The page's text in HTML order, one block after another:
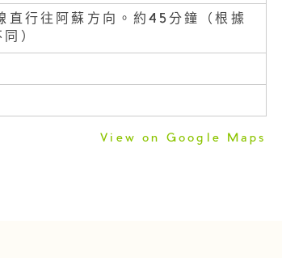
直行往阿蘇方向。約45分鐘（根據
）
View on Google Maps